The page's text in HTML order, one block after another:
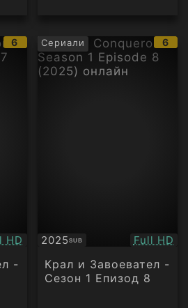
IMDb
рейтинг:
6
HD
-
Сериали 6
2025SUB
Субтитри Full HD
Крал и Завоевател -
Сезон 1 Епизод 8